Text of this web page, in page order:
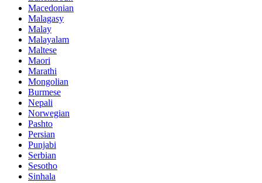
Macedonian
Malagasy
Malay
Malayalam
Maltese
Maori
Marathi
Mongolian
Burmese
Nepali
Norwegian
Pashto
Persian
Punjabi
Serbian
Sesotho
Sinhala